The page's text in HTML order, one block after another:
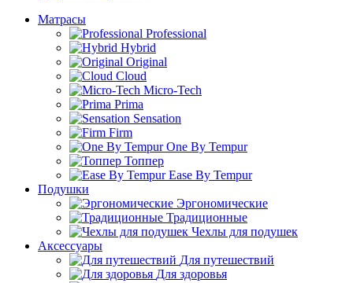
Матрасы
Professional
Hybrid
Original
Cloud
Micro-Tech
Prima
Sensation
Firm
One By Tempur
Топпер
Ease By Tempur
Подушки
Эргономические
Традиционные
Чехлы для подушек
Аксессуары
Для путешествий
Для здоровья